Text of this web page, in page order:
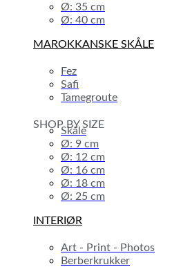
Ø: 35 cm
Ø: 40 cm
MAROKKANSKE SKÅLE
Fez
Safi
Tamegroute
SHOP BY SIZE
Skåle
Ø: 9 cm
Ø: 12 cm
Ø: 16 cm
Ø: 18 cm
Ø: 25 cm
INTERIØR
Art - Print - Photos
Berberkrukker